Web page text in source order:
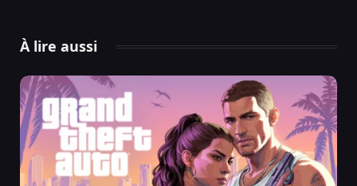
À lire aussi